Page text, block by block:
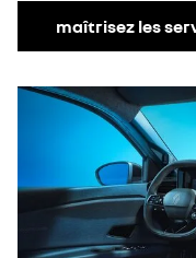
maîtrisez les